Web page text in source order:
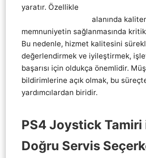
yaratır. Özellikle
alanında
memnuniyetin sağlanmasında
Bu nedenle, hizmet kalitesini
değerlendirmek ve iyileştirmek,
başarısı için oldukça önemlidir.
bildirimlerine açık olmak, bu
yardımcılardan biridir.
PS4 Joystick Tamiri
Doğru Servis